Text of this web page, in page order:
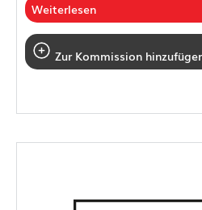
Weiterlesen
Zur Kommission